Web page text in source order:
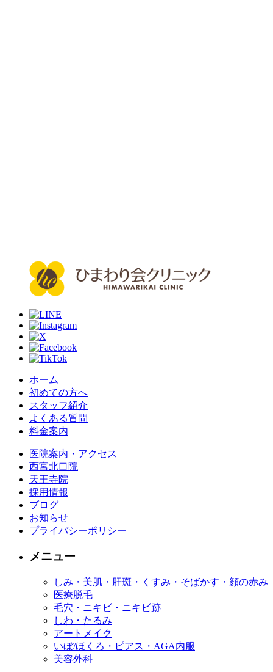
ホーム
初めての方へ
スタッフ紹介
よくある質問
料金案内
医院案内・アクセス
西宮北口院
天王寺院
採用情報
ブログ
お知らせ
プライバシーポリシー
メニュー
しみ・美肌・肝斑・くすみ・そばかす・顔の赤み
医療脱毛
毛穴・ニキビ・ニキビ跡
しわ・たるみ
アートメイク
いぼ/ほくろ・ピアス・AGA内服
美容外科